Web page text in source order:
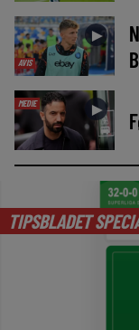
AVIS
►
MEDIE ►
TIPSBLADET